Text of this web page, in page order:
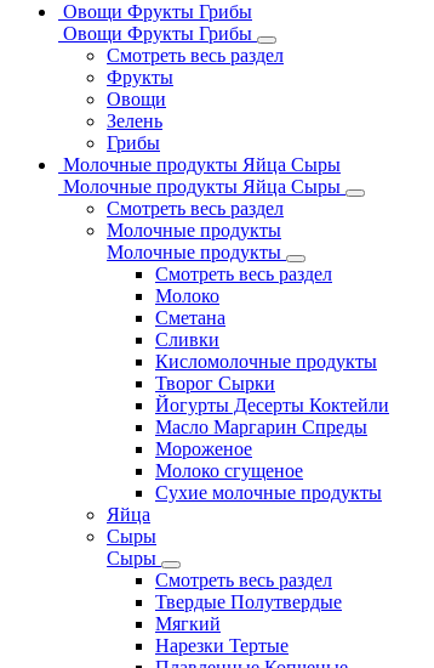
Овощи Фрукты Грибы
Овощи Фрукты Грибы
Смотреть весь раздел
Фрукты
Овощи
Зелень
Грибы
Молочные продукты Яйца Сыры
Молочные продукты Яйца Сыры
Смотреть весь раздел
Молочные продукты
Молочные продукты
Смотреть весь раздел
Молоко
Сметана
Сливки
Кисломолочные продукты
Творог Сырки
Йогурты Десерты Коктейли
Масло Маргарин Спреды
Мороженое
Молоко сгущеное
Сухие молочные продукты
Яйца
Сыры
Сыры
Смотреть весь раздел
Твердые Полутвердые
Мягкий
Нарезки Тертые